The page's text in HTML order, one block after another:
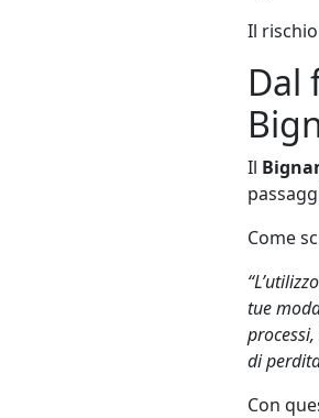
Il
Dal
Il
Come
tue
di
Con